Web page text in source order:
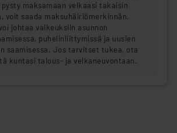
maksamaan velkaasi takaisin
voit saada maksuhäiriömerkinnän.
johtaa vaikeuksiin asunnon
puhelinliittymissä ja uusien
saamisessa. Jos tarvitset tukea, ota
kuntasi talous- ja velkaneuvontaan.